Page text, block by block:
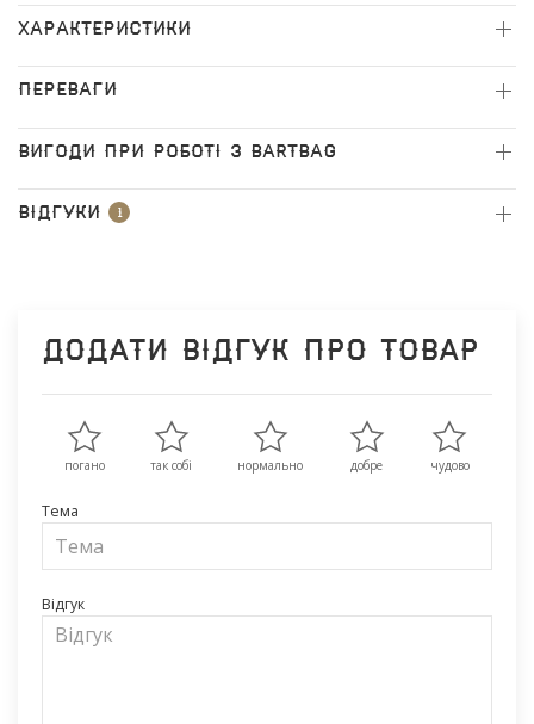
ХАРАКТЕРИСТИКИ
ПЕРЕВАГИ
ВИГОДИ ПРИ РОБОТІ З BARTBAG
Відгуки 1
Додати відгук про товар
погано так собі нормально добре чудово
Тема
Відгук